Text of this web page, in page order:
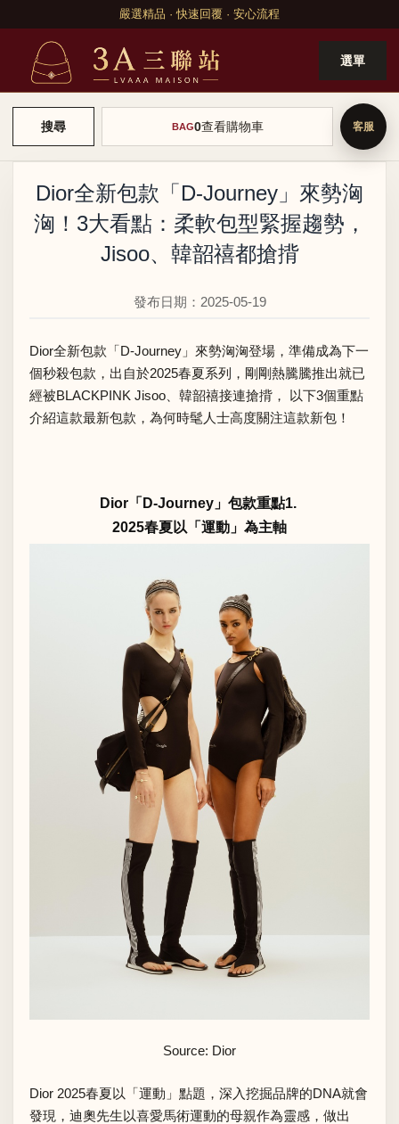
嚴選精品 · 快速回覆 · 安心流程
選單
搜尋 BAG0查看購物車
Dior全新包款「D-Journey」來勢洶
洶！3大看點：柔軟包型緊握趨勢，
Jisoo、韓韶禧都搶揹
發布日期：2025-05-19
Dior全新包款「D-Journey」來勢洶洶登場，準備成為下一
個秒殺包款，出自於2025春夏系列，剛剛熱騰騰推出就已
經被BLACKPINK Jisoo、韓韶禧接連搶揹， 以下3個重點
介紹這款最新包款，為何時髦人士高度關注這款新包！
Dior「D-Journey」包款重點1.
2025春夏以「運動」為主軸
Source: Dior
Dior 2025春夏以「運動」點題，深入挖掘品牌的DNA就會
發現，迪奧先生以喜愛馬術運動的母親作為靈感，做出